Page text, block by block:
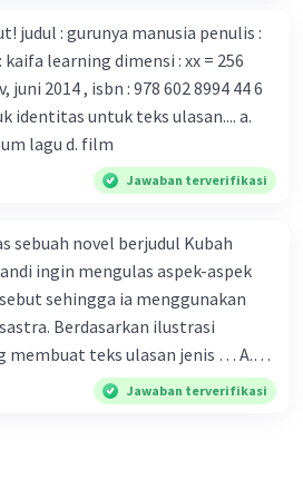
menemukan vaksin virus
perlu segera mempelajari virus
besar bagi kesehatan dunia
cepat. C. Masyarakat perlu
kesehatan dalam menghadapi
mulai menyebar di Indonesia,
masalah besar bagi kesehatan
:
978 602 8994 44 6
identitas untuk teks ulasan.... a.
lagu d. film
Jawaban terverifikasi
sebuah novel berjudul Kubah
ingin mengulas aspek-aspek
sehingga ia menggunakan
ilustrasi
membuat teks ulasan jenis … A.
C. informatif D. kritisJawaban terverifikasi